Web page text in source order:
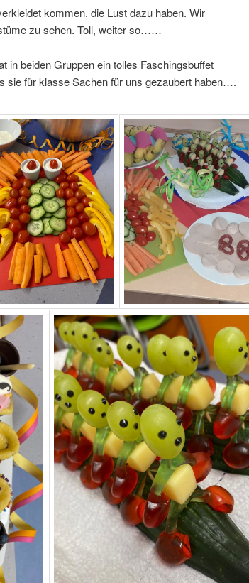
kommen, die Lust dazu haben. Wir
zu sehen. Toll, weiter so……
in beiden Gruppen ein tolles Faschingsbuffet
sie für klasse Sachen für uns gezaubert haben….